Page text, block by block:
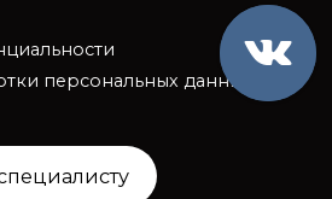
персональных данных